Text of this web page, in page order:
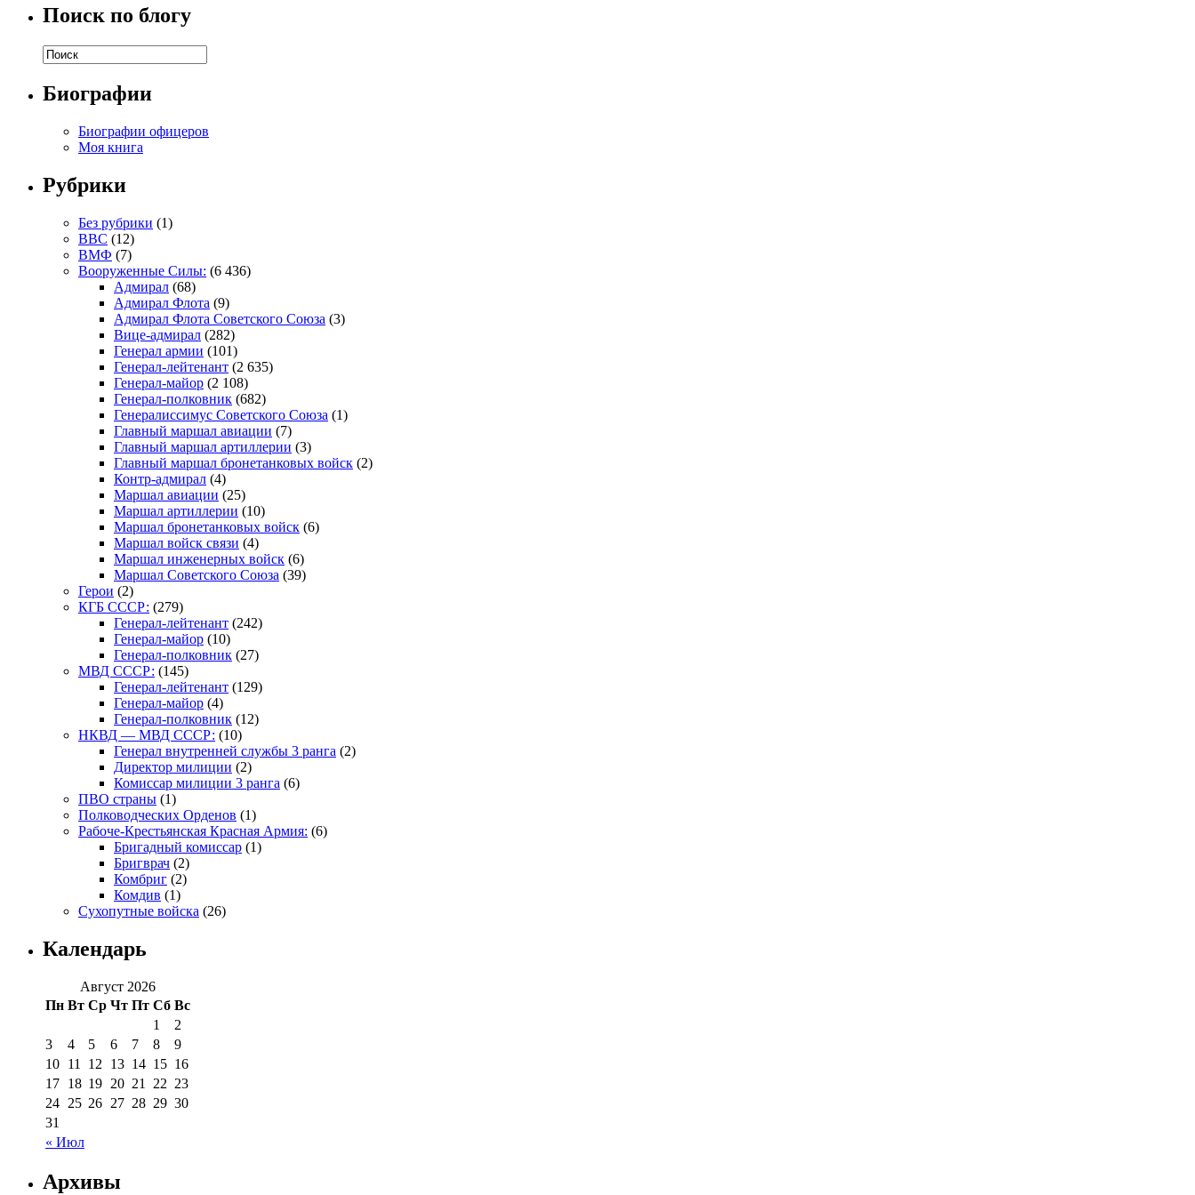
Поиск по блогу
Биографии
Биографии офицеров
Моя книга
Рубрики
Без рубрики (1)
ВВС (12)
ВМФ (7)
Вооруженные Силы: (6 436)
Адмирал (68)
Адмирал Флота (9)
Адмирал Флота Советского Союза (3)
Вице-адмирал (282)
Генерал армии (101)
Генерал-лейтенант (2 635)
Генерал-майор (2 108)
Генерал-полковник (682)
Генералиссимус Советского Союза (1)
Главный маршал авиации (7)
Главный маршал артиллерии (3)
Главный маршал бронетанковых войск (2)
Контр-адмирал (4)
Маршал авиации (25)
Маршал артиллерии (10)
Маршал бронетанковых войск (6)
Маршал войск связи (4)
Маршал инженерных войск (6)
Маршал Советского Союза (39)
Герои (2)
КГБ СССР: (279)
Генерал-лейтенант (242)
Генерал-майор (10)
Генерал-полковник (27)
МВД СССР: (145)
Генерал-лейтенант (129)
Генерал-майор (4)
Генерал-полковник (12)
НКВД — МВД СССР: (10)
Генерал внутренней службы 3 ранга (2)
Директор милиции (2)
Комиссар милиции 3 ранга (6)
ПВО страны (1)
Полководческих Орденов (1)
Рабоче-Крестьянская Красная Армия: (6)
Бригадный комиссар (1)
Бригврач (2)
Комбриг (2)
Комдив (1)
Сухопутные войска (26)
Календарь
Август 2026
Пн Вт Ср Чт Пт Сб Вс
« Июл
1
2
3
4 5 6 7 8
9
10 11 12 13 14 15 16
17 18 19 20 21 22 23
24 25 26 27 28 29 30
31
Архивы